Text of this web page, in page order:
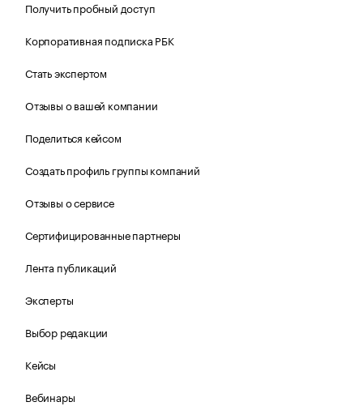
Получить пробный доступ
Корпоративная подписка РБК
Стать экспертом
Отзывы о вашей компании
Поделиться кейсом
Создать профиль группы компаний
Отзывы о сервисе
Сертифицированные партнеры
Лента публикаций
Эксперты
Выбор редакции
Кейсы
Вебинары